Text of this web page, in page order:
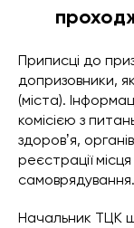
Приписці до
допризовники,
(міста).
комісією з
здоровʼя,
реєстрації
самоврядування.
Начальник ТЦК